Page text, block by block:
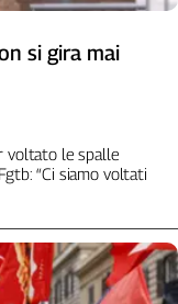
si gira mai
voltato le spalle
“Ci siamo voltati